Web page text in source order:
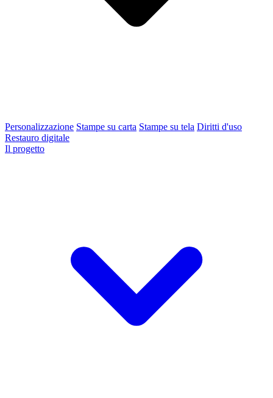
Personalizzazione Stampe su carta Stampe su tela Diritti d'uso
Restauro digitale
Il progetto